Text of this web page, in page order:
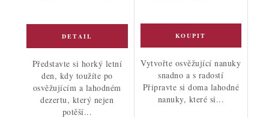
Představte si horký letní
den, kdy toužíte po
osvěžujícím a lahodném
dezertu, který nejen
potěší...
Vytvořte osvěžující nanuky
snadno a s radostí
Připravte si doma lahodné
nanuky, které si...